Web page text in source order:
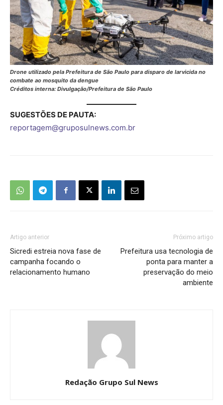
Drone utilizado pela Prefeitura de São Paulo para disparo de larvicida no
combate ao mosquito da dengue
Créditos interna: Divulgação/Prefeitura de São Paulo
SUGESTÕES DE PAUTA:
reportagem@gruposulnews.com.br
Artigo anterior
Sicredi estreia nova fase de
campanha focando o
relacionamento humano
Próximo artigo
Prefeitura usa tecnologia de
ponta para manter a
preservação do meio
ambiente
Redação Grupo Sul News